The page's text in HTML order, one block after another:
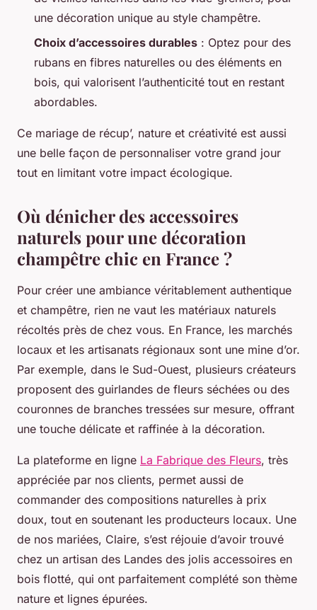
une décoration unique au style champêtre.
Choix d’accessoires durables : Optez pour des
rubans en fibres naturelles ou des éléments en
bois, qui valorisent l’authenticité tout en restant
abordables.
Ce mariage de récup’, nature et créativité est aussi
une belle façon de personnaliser votre grand jour
tout en limitant votre impact écologique.
Où dénicher des accessoires
naturels pour une décoration
champêtre chic en France ?
Pour créer une ambiance véritablement authentique
et champêtre, rien ne vaut les matériaux naturels
récoltés près de chez vous. En France, les marchés
locaux et les artisanats régionaux sont une mine d’or.
Par exemple, dans le Sud-Ouest, plusieurs créateurs
proposent des guirlandes de fleurs séchées ou des
couronnes de branches tressées sur mesure, offrant
une touche délicate et raffinée à la décoration.
La plateforme en ligne La Fabrique des Fleurs, très
appréciée par nos clients, permet aussi de
commander des compositions naturelles à prix
doux, tout en soutenant les producteurs locaux. Une
de nos mariées, Claire, s’est réjouie d’avoir trouvé
chez un artisan des Landes des jolis accessoires en
bois flotté, qui ont parfaitement complété son thème
nature et lignes épurées.